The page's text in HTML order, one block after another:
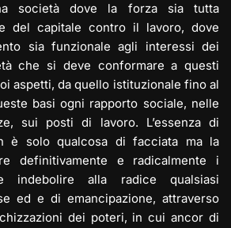
società dove la forza sia tutta
del capitale contro il lavoro, dove
sia funzionale agli interessi dei
che si deve conformare a questi
aspetti, da quello istituzionale fino al
basi ogni rapporto sociale, nelle
sui posti di lavoro. L’essenza di
è solo qualcosa di facciata ma la
definitivamente e radicalmente i
indebolire alla radice qualsiasi
ed e di emancipazione, attraverso
dei poteri, in cui ancor di